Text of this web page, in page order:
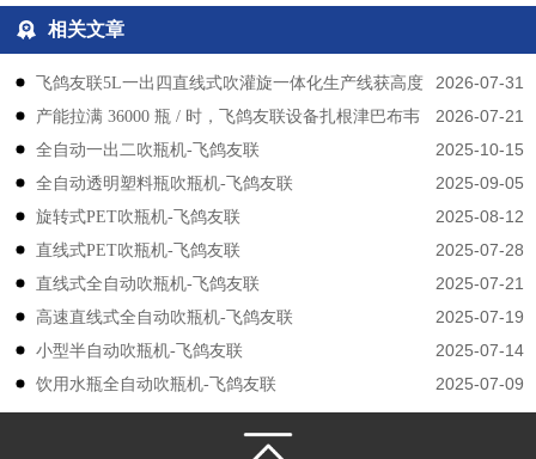
相关文章
2026-07-31
飞鸽友联5L一出四直线式吹灌旋一体化生产线获高度
认可
2026-07-21
产能拉满 36000 瓶 / 时，飞鸽友联设备扎根津巴布韦
2025-10-15
​​全自动一出二吹瓶机-飞鸽友联
2025-09-05
全自动透明塑料瓶吹瓶机-飞鸽友联
2025-08-12
旋转式PET吹瓶机-飞鸽友联
2025-07-28
直线式PET吹瓶机-飞鸽友联
2025-07-21
直线式全自动吹瓶机-飞鸽友联
2025-07-19
高速直线式全自动吹瓶机-飞鸽友联
2025-07-14
小型半自动吹瓶机-飞鸽友联
2025-07-09
饮用水瓶全自动吹瓶机-飞鸽友联